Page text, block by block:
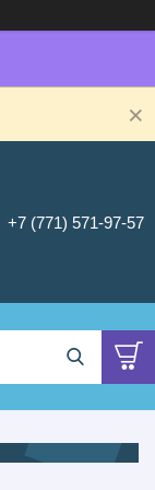
+7 (771) 571-97-57